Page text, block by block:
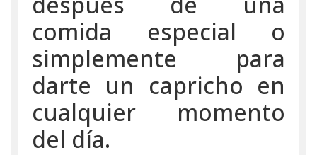
comida especial o
simplemente para
darte un capricho en
cualquier momento
del día.